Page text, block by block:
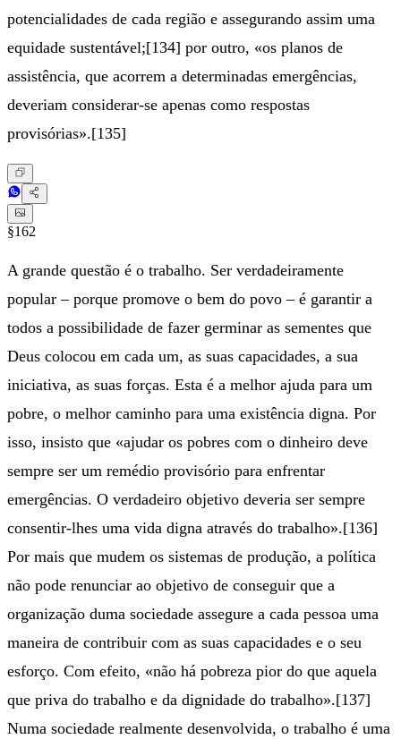
potencialidades de cada região e assegurando assim uma
equidade sustentável;[134] por outro, «os planos de
assistência, que acorrem a determinadas emergências,
deveriam considerar-se apenas como respostas
provisórias».[135]
§162
A grande questão é o trabalho. Ser verdadeiramente
popular – porque promove o bem do povo – é garantir a
todos a possibilidade de fazer germinar as sementes que
Deus colocou em cada um, as suas capacidades, a sua
iniciativa, as suas forças. Esta é a melhor ajuda para um
pobre, o melhor caminho para uma existência digna. Por
isso, insisto que «ajudar os pobres com o dinheiro deve
sempre ser um remédio provisório para enfrentar
emergências. O verdadeiro objetivo deveria ser sempre
consentir-lhes uma vida digna através do trabalho».[136]
Por mais que mudem os sistemas de produção, a política
não pode renunciar ao objetivo de conseguir que a
organização duma sociedade assegure a cada pessoa uma
maneira de contribuir com as suas capacidades e o seu
esforço. Com efeito, «não há pobreza pior do que aquela
que priva do trabalho e da dignidade do trabalho».[137]
Numa sociedade realmente desenvolvida, o trabalho é uma